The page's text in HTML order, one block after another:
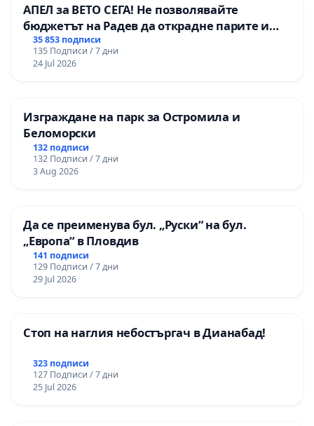
АПЕЛ за ВЕТО СЕГА! Не позволявайте
бюджетът на Радев да открадне парите и
правата ни в тъмното
35 853 подписи
135 Подписи / 7 дни
24 Jul 2026
Изграждане на парк за Остромила и
Беломорски
132 подписи
132 Подписи / 7 дни
3 Aug 2026
Да се преименува бул. „Руски“ на бул.
„Европа“ в Пловдив
141 подписи
129 Подписи / 7 дни
29 Jul 2026
Стоп на наглия небостъргач в Дианабад!
323 подписи
127 Подписи / 7 дни
25 Jul 2026